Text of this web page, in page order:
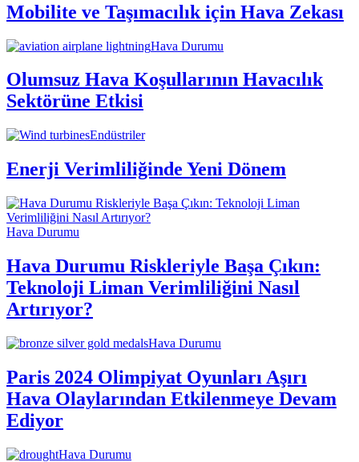
Mobilite ve Taşımacılık için Hava Zekası
Hava Durumu
Olumsuz Hava Koşullarının Havacılık
Sektörüne Etkisi
Endüstriler
Enerji Verimliliğinde Yeni Dönem
Hava Durumu
Hava Durumu Riskleriyle Başa Çıkın:
Teknoloji Liman Verimliliğini Nasıl
Artırıyor?
Hava Durumu
Paris 2024 Olimpiyat Oyunları Aşırı
Hava Olaylarından Etkilenmeye Devam
Ediyor
Hava Durumu